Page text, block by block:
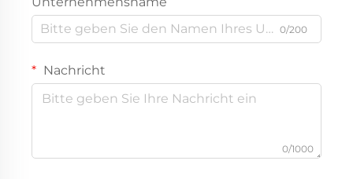
0/200
Nachricht
0/1000